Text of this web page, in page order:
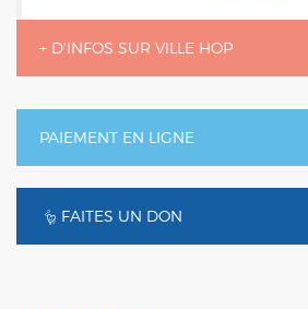
+ D'INFOS SUR VILLE HOP
PAIEMENT EN LIGNE
FAITES UN DON